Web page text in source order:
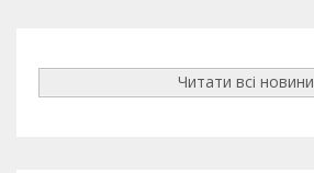
Читати всі новини